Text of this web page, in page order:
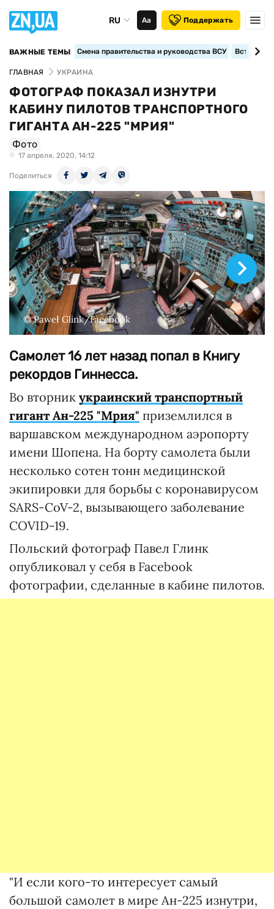
RU Аа Поддержать
ВАЖНЫЕ ТЕМЫ Смена правительства и руководства ВСУ
ГЛАВНАЯ УКРАИНА
ФОТОГРАФ ПОКАЗАЛ ИЗНУТРИ
КАБИНУ ПИЛОТОВ ТРАНСПОРТНОГО
ГИГАНТА АН-225 "МРИЯ"
Фото
17 апреля, 2020, 14:12
Поделиться
© Paweł Glink/Facebook
Самолет 16 лет назад попал в Книгу
рекордов Гиннесса.
Во вторник украинский транспортный
гигант Ан-225 "Мрия" приземлился в
варшавском международном аэропорту
имени Шопена. На борту самолета были
несколько сотен тонн медицинской
экипировки для борьбы с коронавирусом
SARS-CoV-2, вызывающего заболевание
COVID-19.
Польский фотограф Павел Глинк
опубликовал у себя в Facebook
фотографии, сделанные в кабине пилотов.
"И если кого-то интересует самый
большой самолет в мире Ан-225 изнутри,